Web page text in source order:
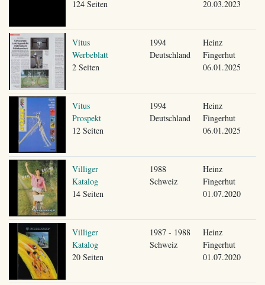
124 Seiten
20.03.2023
Vitus
Werbeblatt
2 Seiten
1994
Deutschland
Heinz
Fingerhut
06.01.2025
Vitus
Prospekt
12 Seiten
1994
Deutschland
Heinz
Fingerhut
06.01.2025
Villiger
Katalog
14 Seiten
1988
Schweiz
Heinz
Fingerhut
01.07.2020
Villiger
Katalog
20 Seiten
1987 - 1988
Schweiz
Heinz
Fingerhut
01.07.2020